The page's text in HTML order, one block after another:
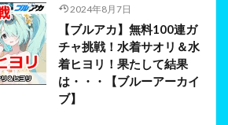
2024年8月7日
【ブルアカ】無料100連ガ
チャ挑戦！水着サオリ＆水
着ヒヨリ！果たして結果
は・・・【ブルーアーカイ
ブ】